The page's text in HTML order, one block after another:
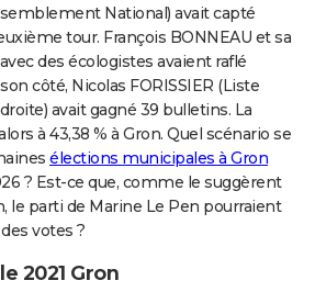
National) avait capté
tour. François BONNEAU et sa
des écologistes avaient raflé
côté, Nicolas FORISSIER (Liste
avait gagné 39 bulletins. La
à 43,38 % à Gron. Quel scénario se
élections municipales à Gron
? Est-ce que, comme le suggèrent
le parti de Marine Le Pen pourraient
votes ?
2021 Gron